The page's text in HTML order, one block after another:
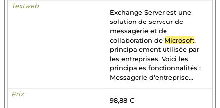
Exchange Server est une
solution de serveur de
messagerie et de
collaboration de Microsoft,
principalement utilisée par
les entreprises. Voici les
principales fonctionnalités :
Messagerie d'entreprise...
98,88 €